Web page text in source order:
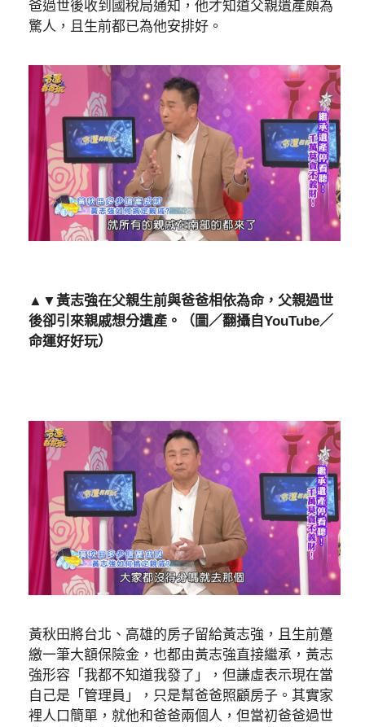
爸過世後收到國稅局通知，他才知道父親遺產頗為
驚人，且生前都已為他安排好。
▲▼黃志強在父親生前與爸爸相依為命，父親過世
後卻引來親戚想分遺產。（圖／翻攝自YouTube／
命運好好玩）
黃秋田將台北、高雄的房子留給黃志強，且生前躉
繳一筆大額保險金，也都由黃志強直接繼承，黃志
強形容「我都不知道我發了」，但謙虛表示現在當
自己是「管理員」，只是幫爸爸照顧房子。其實家
裡人口簡單，就他和爸爸兩個人，但當初爸爸過世